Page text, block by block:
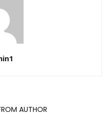
AUTHOR